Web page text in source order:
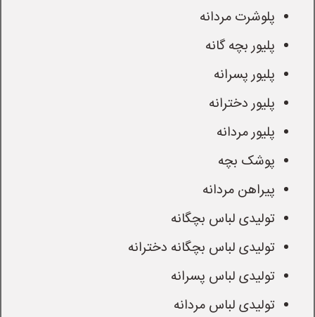
پلوشرت مردانه
پلیور بچه گانه
پلیور پسرانه
پلیور دخترانه
پلیور مردانه
پوشک بچه
پیراهن مردانه
تولیدی لباس بچگانه
تولیدی لباس بچگانه دخترانه
تولیدی لباس پسرانه
تولیدی لباس مردانه